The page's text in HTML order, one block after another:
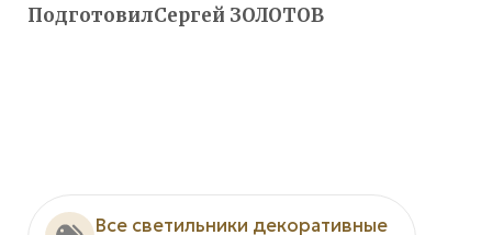
ПодготовилСергей ЗОЛОТОВ
Все светильники декоративные